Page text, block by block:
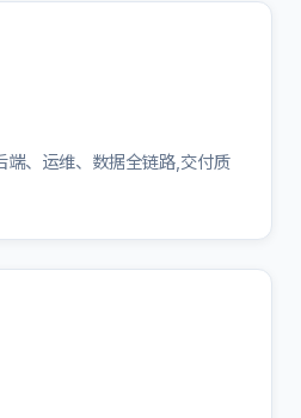
端、运维、数据全链路,交付质